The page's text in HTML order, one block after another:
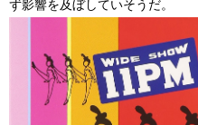
ず影響を及ぼしていそうだ。